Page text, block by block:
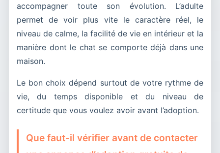
accompagner toute son évolution. L’adulte
permet de voir plus vite le caractère réel, le
niveau de calme, la facilité de vie en intérieur et la
manière dont le chat se comporte déjà dans une
maison.
Le bon choix dépend surtout de votre rythme de
vie, du temps disponible et du niveau de
certitude que vous voulez avoir avant l’adoption.
Que faut-il vérifier avant de contacter